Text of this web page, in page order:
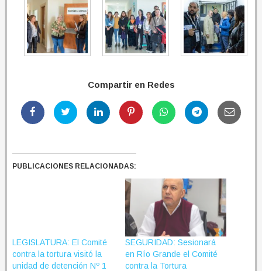
Compartir en Redes
PUBLICACIONES RELACIONADAS:
LEGISLATURA: El Comité
contra la tortura visitó la
unidad de detención Nº 1
SEGURIDAD: Sesionará
en Río Grande el Comité
contra la Tortura